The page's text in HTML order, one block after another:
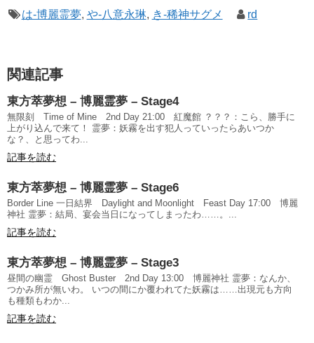
は-博麗霊夢, や-八意永琳, き-稀神サグメ rd
関連記事
東方萃夢想 – 博麗霊夢 – Stage4
無限刻 Time of Mine 2nd Day 21:00 紅魔館 ？？？：こら、勝手に
上がり込んで来て！ 霊夢：妖霧を出す犯人っていったらあいつか
な？、と思ってわ...
記事を読む
東方萃夢想 – 博麗霊夢 – Stage6
Border Line 一日結界 Daylight and Moonlight Feast Day 17:00 博麗
神社 霊夢：結局、宴会当日になってしまったわ……。...
記事を読む
東方萃夢想 – 博麗霊夢 – Stage3
昼間の幽霊 Ghost Buster 2nd Day 13:00 博麗神社 霊夢：なんか、
つかみ所が無いわ。 いつの間にか覆われてた妖霧は……出現元も方向
も種類もわか...
記事を読む